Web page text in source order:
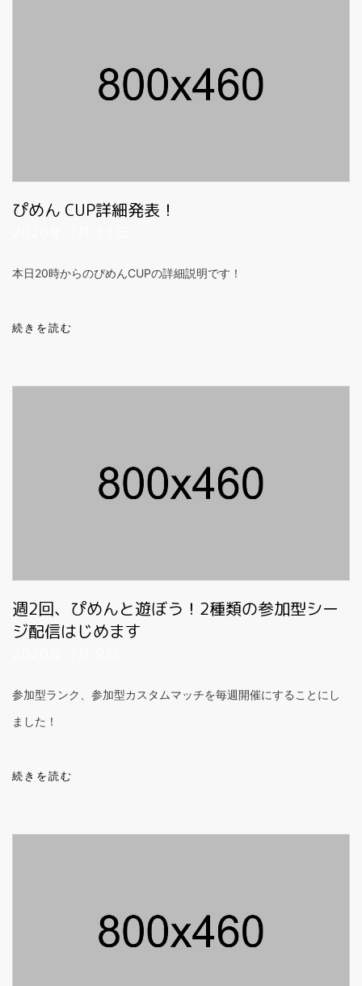
ぴめん CUP詳細発表！
本日20時からのぴめんCUPの詳細説明です！
続きを読む
週2回、ぴめんと遊ぼう！2種類の参加型シー
ジ配信はじめます
参加型ランク、参加型カスタムマッチを毎週開催にすることにし
ました！
続きを読む